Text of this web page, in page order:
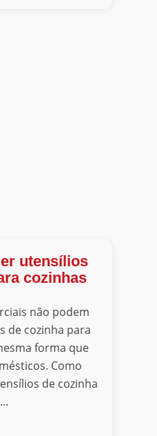
utensílios
cozinhas
não podem
de cozinha para
forma que
Como
de cozinha